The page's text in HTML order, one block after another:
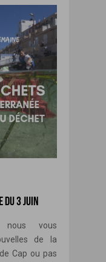
DU 3 JUIN
nous vous
de la
Cap ou pas